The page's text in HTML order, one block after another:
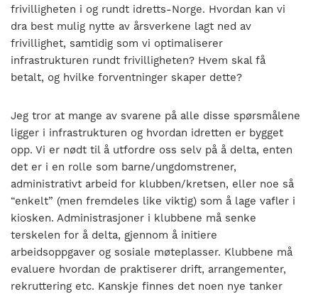
frivilligheten i og rundt idretts-Norge. Hvordan kan vi
dra best mulig nytte av årsverkene lagt ned av
frivillighet, samtidig som vi optimaliserer
infrastrukturen rundt frivilligheten? Hvem skal få
betalt, og hvilke forventninger skaper dette?
Jeg tror at mange av svarene på alle disse spørsmålene
ligger i infrastrukturen og hvordan idretten er bygget
opp. Vi er nødt til å utfordre oss selv på å delta, enten
det er i en rolle som barne/ungdomstrener,
administrativt arbeid for klubben/kretsen, eller noe så
“enkelt” (men fremdeles like viktig) som å lage vafler i
kiosken. Administrasjoner i klubbene må senke
terskelen for å delta, gjennom å initiere
arbeidsoppgaver og sosiale møteplasser. Klubbene må
evaluere hvordan de praktiserer drift, arrangementer,
rekruttering etc. Kanskje finnes det noen nye tanker